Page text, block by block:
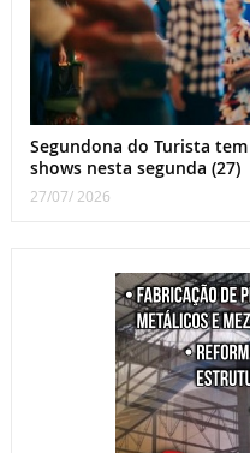
Segundona do Turista
shows nesta segunda (27)
27/07/ 2026